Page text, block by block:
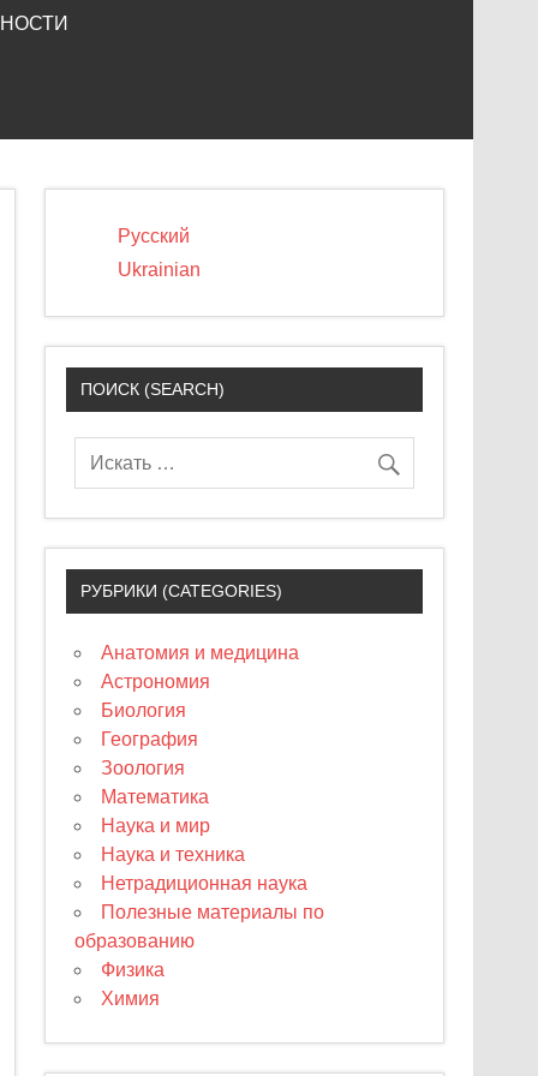
Русский
Ukrainian
ПОИСК (SEARCH)
РУБРИКИ (CATEGORIES)
Анатомия и медицина
Астрономия
Биология
География
Зоология
Математика
Наука и мир
Наука и техника
Нетрадиционная наука
Полезные материалы по
образованию
Физика
Химия